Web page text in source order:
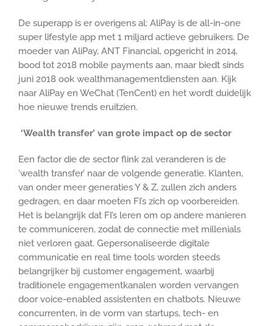
De superapp is er overigens al: AliPay is de all-in-one
super lifestyle app met 1 miljard actieve gebruikers. De
moeder van AliPay, ANT Financial, opgericht in 2014,
bood tot 2018 mobile payments aan, maar biedt sinds
juni 2018 ook wealthmanagementdiensten aan. Kijk
naar AliPay en WeChat (TenCent) en het wordt duidelijk
hoe nieuwe trends eruitzien.
‘Wealth transfer’ van grote impact op de sector
Een factor die de sector flink zal veranderen is de
‘wealth transfer’ naar de volgende generatie. Klanten,
van onder meer generaties Y & Z, zullen zich anders
gedragen, en daar moeten FI’s zich op voorbereiden.
Het is belangrijk dat FI’s leren om op andere manieren
te communiceren, zodat de connectie met millenials
niet verloren gaat. Gepersonaliseerde digitale
communicatie en real time tools worden steeds
belangrijker bij customer engagement, waarbij
traditionele engagementkanalen worden vervangen
door voice-enabled assistenten en chatbots. Nieuwe
concurrenten, in de vorm van startups, tech- en